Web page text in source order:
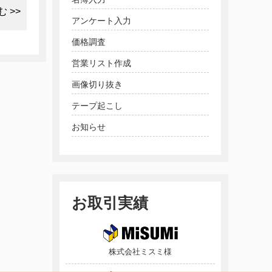
>>
アンケート入力
価格調査
営業リスト作成
画像切り抜き
テープ起こし
お知らせ
お取引実績
株式会社ミスミ様